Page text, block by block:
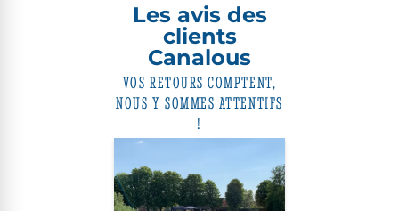
Les avis des
clients
Canalous
VOS RETOURS COMPTENT,
NOUS Y SOMMES ATTENTIFS
!